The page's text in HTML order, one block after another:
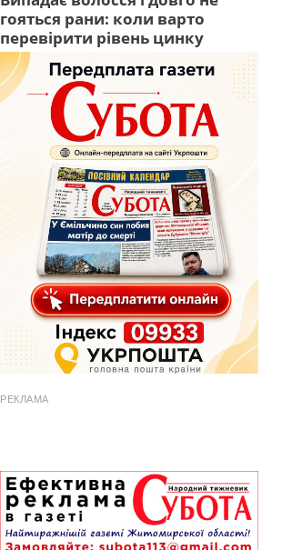
гояться рани: коли варто
перевірити рівень цинку
РЕКЛАМА